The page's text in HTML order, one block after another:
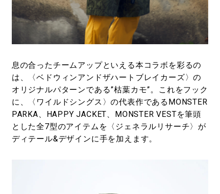
息の合ったチームアップといえる本コラボを彩るの
は、〈ベドウィンアンドザハートブレイカーズ〉の
オリジナルパターンである”枯葉カモ”。これをフック
に、〈ワイルドシングス〉の代表作であるMONSTER
PARKA、HAPPY JACKET、MONSTER VESTを筆頭
とした全7型のアイテムを〈ジェネラルリサーチ〉が
ディテール&デザインに手を加えます。